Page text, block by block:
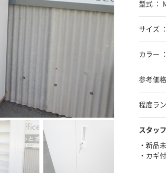
型式 ：
サイズ
カラー
参考価格
程度ラ
スタッ
・新品
・カギ